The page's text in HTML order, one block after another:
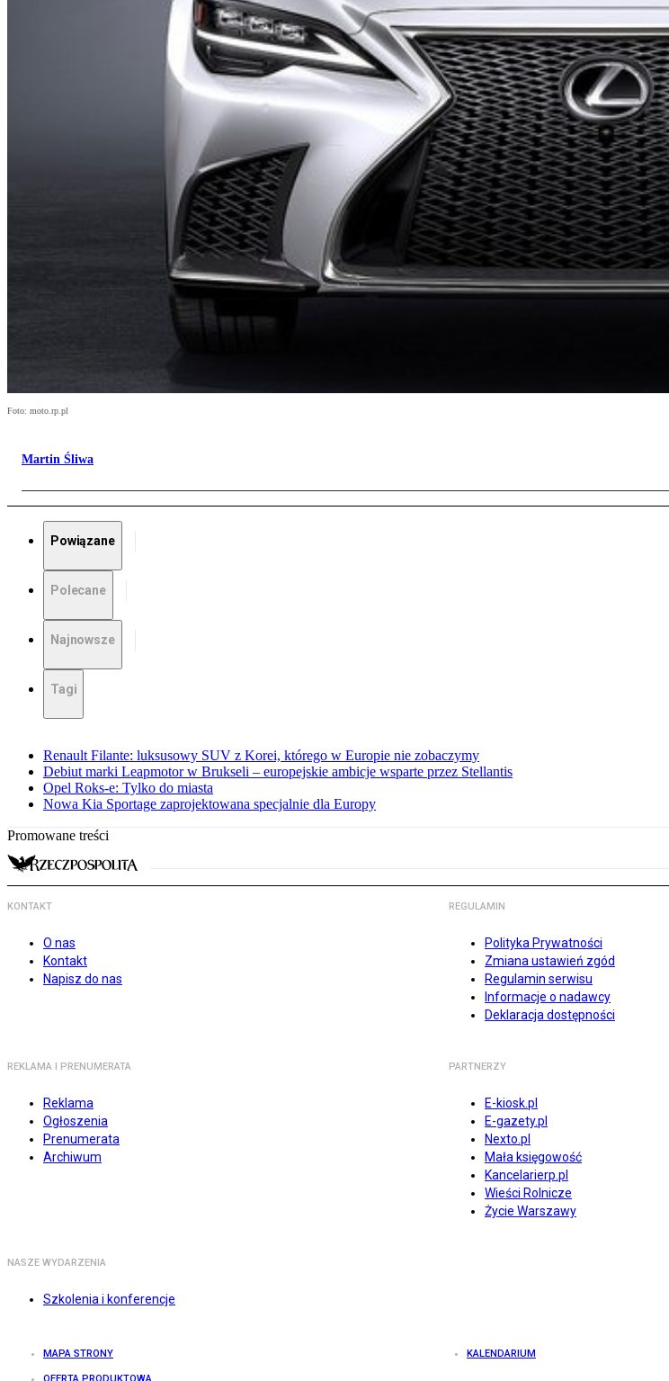
Foto: moto.rp.pl
Martin Śliwa
Powiązane
Polecane
Najnowsze
Tagi
Renault Filante: luksusowy SUV z Korei, którego w Europie nie zobaczymy
Debiut marki Leapmotor w Brukseli – europejskie ambicje wsparte przez Stellantis
Opel Roks-e: Tylko do miasta
Nowa Kia Sportage zaprojektowana specjalnie dla Europy
Promowane treści
KONTAKT
O nas
Kontakt
Napisz do nas
REGULAMIN
Polityka Prywatności
Zmiana ustawień zgód
Regulamin serwisu
Informacje o nadawcy
Deklaracja dostępności
REKLAMA I PRENUMERATA
Reklama
Ogłoszenia
Prenumerata
Archiwum
PARTNERZY
E-kiosk.pl
E-gazety.pl
Nexto.pl
Mała księgowość
Kancelarierp.pl
Wieści Rolnicze
Życie Warszawy
NASZE WYDARZENIA
Szkolenia i konferencje
MAPA STRONY KALENDARIUM